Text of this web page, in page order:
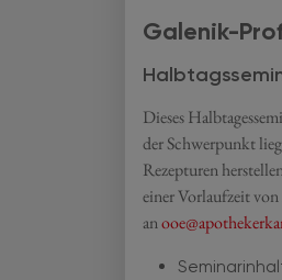
Galenik-
Dieses
der Schwerpunkt
Rezepturen
einer Vorlaufzeit
an